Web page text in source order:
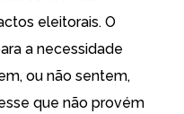
eleitorais. O
a necessidade
ou não sentem,
que não provém